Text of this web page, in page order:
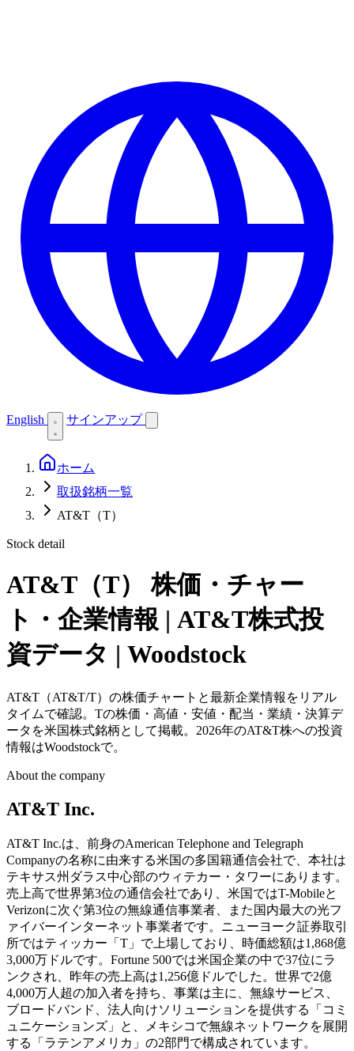
English サインアップ
ホーム
取扱銘柄一覧
AT&T（T）
Stock detail
AT&T（T）
株価・チャー
ト・企業情報 | AT&T株式投
資データ | Woodstock
AT&T（AT&T/T）の株価チャートと最新企業情報をリアル
タイムで確認。Tの株価・高値・安値・配当・業績・決算デ
ータを米国株式銘柄として掲載。2026年のAT&T株への投資
情報はWoodstockで。
About the company
AT&T Inc.
AT&T Inc.は、前身のAmerican Telephone and Telegraph
Companyの名称に由来する米国の多国籍通信会社で、本社は
テキサス州ダラス中心部のウィテカー・タワーにあります。
売上高で世界第3位の通信会社であり、米国ではT-Mobileと
Verizonに次ぐ第3位の無線通信事業者、また国内最大の光フ
ァイバーインターネット事業者です。ニューヨーク証券取引
所ではティッカー「T」で上場しており、時価総額は1,868億
3,000万ドルです。Fortune 500では米国企業の中で37位にラ
ンクされ、昨年の売上高は1,256億ドルでした。世界で2億
4,000万人超の加入者を持ち、事業は主に、無線サービス、
ブロードバンド、法人向けソリューションを提供する「コミ
ュニケーションズ」と、メキシコで無線ネットワークを展開
する「ラテンアメリカ」の2部門で構成されています。